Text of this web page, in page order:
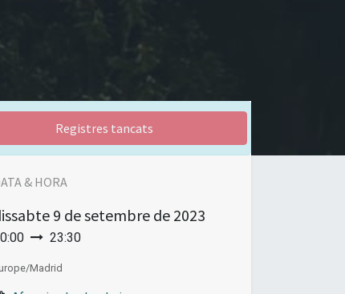
Registres tancats
& HORA
9 de setembre de 2023
23:30
Madrid